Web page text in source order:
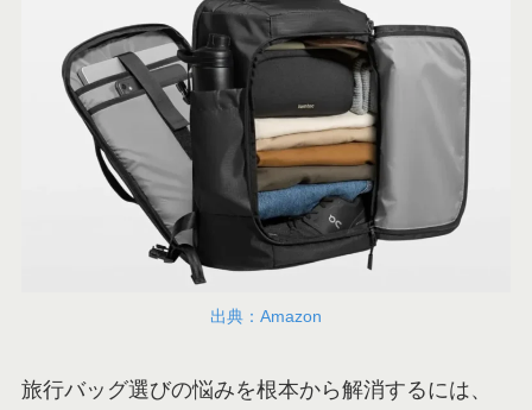
出典：Amazon
旅行バッグ選びの悩みを根本から解消するには、